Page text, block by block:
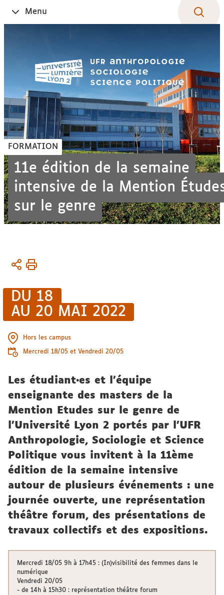
Ouvrir
le
Menu
FORMATION
11e édition de la semaine
intensive de la Mention
sur le genre
Vous
Accueil
Formation
continue
DU 18
AU 20 MAI 2022
Hors les campus
Mercredi 18/05 et Vendredi 20/05
Les étudiant·es et l'équipe
enseignante des masters de la
Mention Etudes sur le genre de
l'Université Lyon 2 portés par l’UFR
Anthropologie, Sociologie et Science
Politique vous invitent à la 11ème
édition de la semaine intensive
autour de plusieurs événements : une
journée ouverte, une représentation
théâtre forum, des présentations de
travaux collectifs et des expositions.
Mercredi 18/05 9h à 17h45 : (In)visibilité des femmes dans le
numérique
Vendredi 20/05
- de 14h à 15h30 : représentation théâtre forum